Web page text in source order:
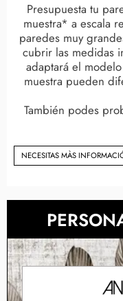
Presupuesta tu
muestra* a escala
paredes muy
cubrir las medidas
adaptará el
muestra pueden
También podes
NECESITAS MÀS